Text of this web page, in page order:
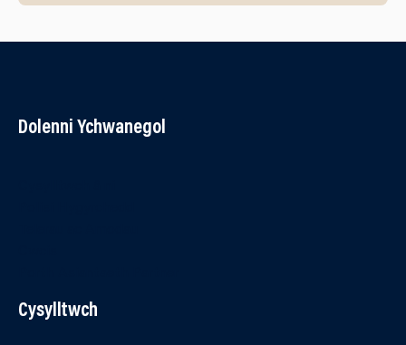
Dolenni Ychwanegol
Cysylltwch